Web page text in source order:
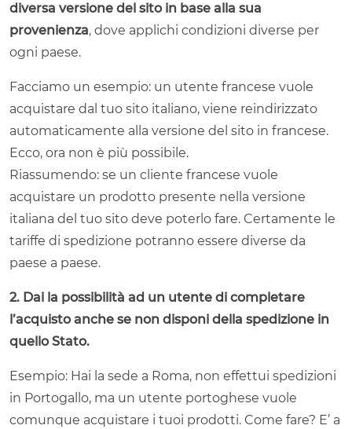
diversa versione del sito in base alla sua
provenienza, dove applichi condizioni diverse per
ogni paese.
Facciamo un esempio: un utente francese vuole
acquistare dal tuo sito italiano, viene reindirizzato
automaticamente alla versione del sito in francese.
Ecco, ora non è più possibile.
Riassumendo: se un cliente francese vuole
acquistare un prodotto presente nella versione
italiana del tuo sito deve poterlo fare. Certamente le
tariffe di spedizione potranno essere diverse da
paese a paese.
2. Dai la possibilità ad un utente di completare
l’acquisto anche se non disponi della spedizione in
quello Stato.
Esempio: Hai la sede a Roma, non effettui spedizioni
in Portogallo, ma un utente portoghese vuole
comunque acquistare i tuoi prodotti. Come fare? E’ a